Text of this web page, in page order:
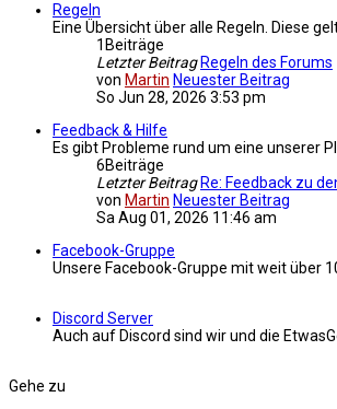
Regeln
Eine Übersicht über alle Regeln. Diese
1 Beiträge
Letzter Beitrag Regeln des Forums
von Martin Neuester Beitrag
So Jun 28, 2026 3:53 pm
Feedback & Hilfe
Es gibt Probleme rund um eine unserer
6Beiträge
Letzter Beitrag Re: Feedback zu
von Martin Neuester Beitrag
Sa Aug 01, 2026 11:46 am
Facebook-Gruppe
Unsere Facebook-Gruppe mit weit über
Discord Server
Auch auf Discord sind wir und die
Gehe zu